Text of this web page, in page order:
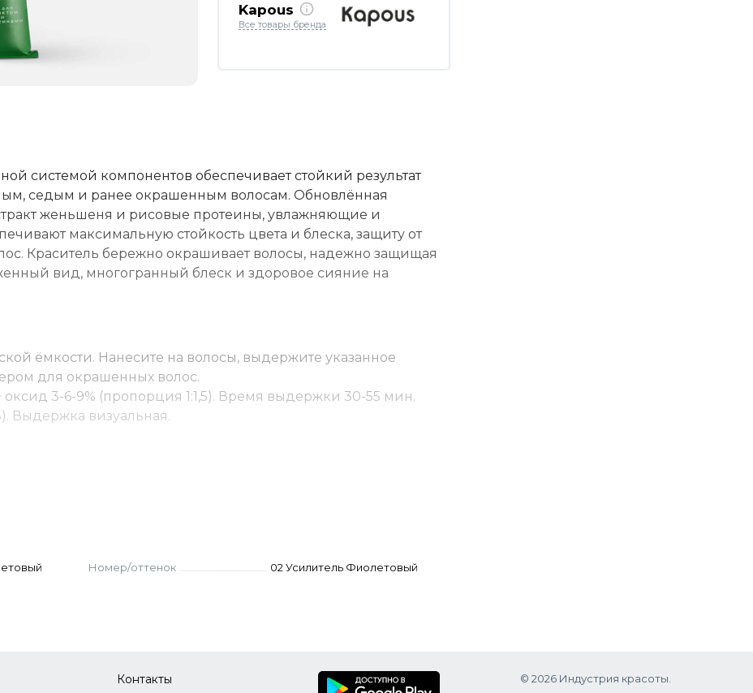
Kapous
Все товары бренда
системой компонентов обеспечивает стойкий результат
седым и ранее окрашенным волосам. Обновлённая
женьшеня и рисовые протеины, увлажняющие и
максимальную стойкость цвета и блеска, защиту от
Краситель бережно окрашивает волосы, надежно защищая
вид, многогранный блеск и здоровое сияние на
ёмкости. Нанесите на волосы, выдержите указанное
для окрашенных волос.
оксид 3-6-9% (пропорция 1:1,5). Время выдержки 30-55 мин.
Выдержка визуальная.
оксид.
Номер/оттенок 02 Усилитель Фиолетовый
Контакты
© 2026 Индустрия красоты.